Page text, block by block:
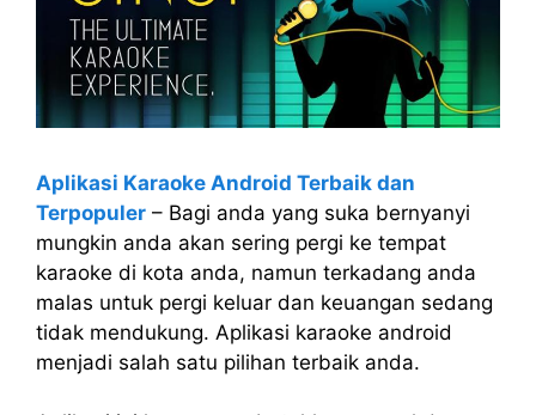
Aplikasi Karaoke Android Terbaik dan
Terpopuler – Bagi anda yang suka bernyanyi
mungkin anda akan sering pergi ke tempat
karaoke di kota anda, namun terkadang anda
malas untuk pergi keluar dan keuangan sedang
tidak mendukung. Aplikasi karaoke android
menjadi salah satu pilihan terbaik anda.